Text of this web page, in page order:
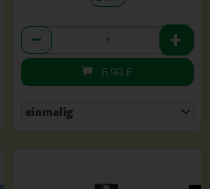
Anzahl
6,99€